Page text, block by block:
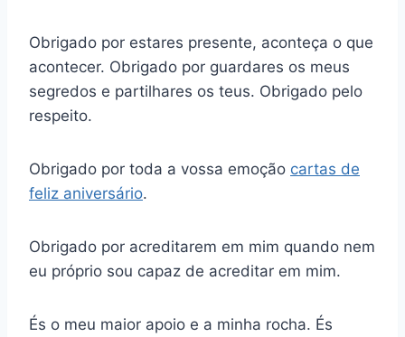
Obrigado por estares presente, aconteça o que
acontecer. Obrigado por guardares os meus
segredos e partilhares os teus. Obrigado pelo
respeito.
Obrigado por toda a vossa emoção cartas de
feliz aniversário.
Obrigado por acreditarem em mim quando nem
eu próprio sou capaz de acreditar em mim.
És o meu maior apoio e a minha rocha. És